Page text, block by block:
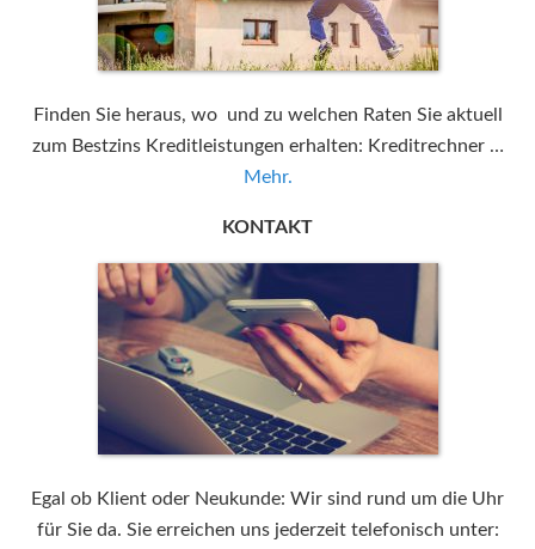
Finden Sie heraus, wo und zu welchen Raten Sie aktuell
zum Bestzins Kreditleistungen erhalten: Kreditrechner …
Mehr.
KONTAKT
Egal ob Klient oder Neukunde: Wir sind rund um die Uhr
für Sie da. Sie erreichen uns jederzeit telefonisch unter: